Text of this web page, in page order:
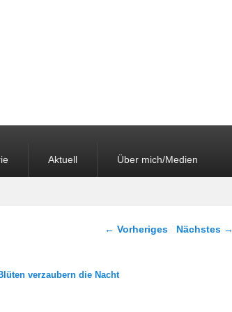
Aktuell Über mich/Medien
Bilder-Navigation
← Vorheriges Nächstes →
verzaubern die Nacht